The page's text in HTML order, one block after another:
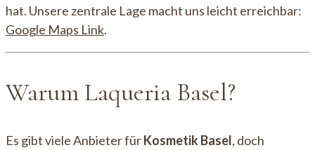
hat. Unsere zentrale Lage macht uns leicht erreichbar:
Google Maps Link.
Warum Laqueria Basel?
Es gibt viele Anbieter fürKosmetik Basel, doch